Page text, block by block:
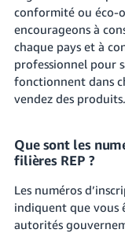
conformité ou éco-
encourageons à
chaque pays et à
professionnel pour
fonctionnent dans
vendez des produits.
Que sont les
filières REP ?
Les numéros
indiquent que vous
autorités